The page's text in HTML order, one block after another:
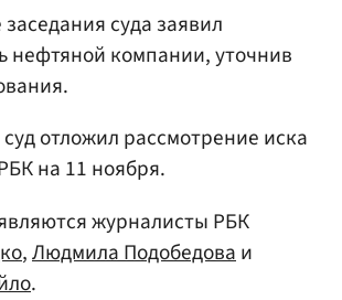
суда заявил
нефтяной компании, уточнив
отложил рассмотрение иска
на 11 ноября.
журналисты РБК
,Людмила Подобедова и
.